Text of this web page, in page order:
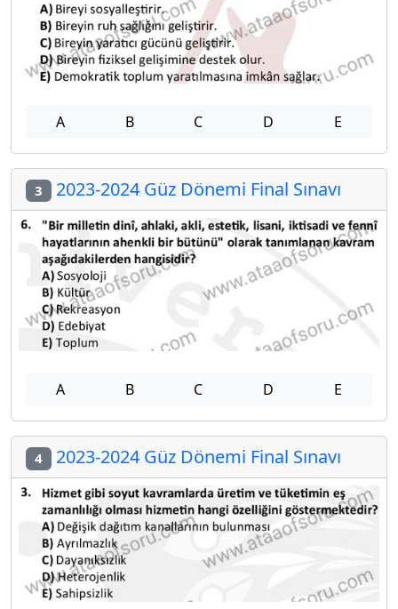
A B C D E
3 2023-2024 Güz Dönemi Final Sınavı
A B C D E
4 2023-2024 Güz Dönemi Final Sınavı